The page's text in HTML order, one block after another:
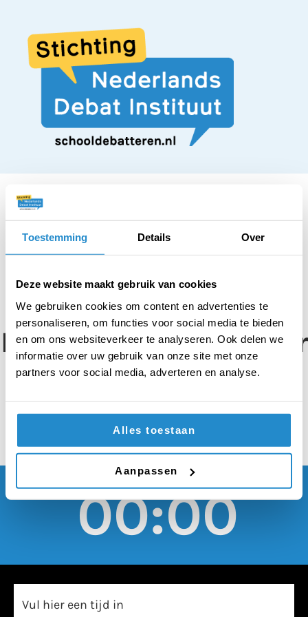
Toestemming Details Over
Deze website maakt gebruik van cookies
We gebruiken cookies om content en advertenties te
personaliseren, om functies voor social media te bieden
en om ons websiteverkeer te analyseren. Ook delen we
informatie over uw gebruik van onze site met onze
partners voor social media, adverteren en analyse.
Alles toestaan
Aanpassen
STELLING
Gratis een boek
weggeven bij een
Happy Meal doet meer
goed dan kwaad
00:00